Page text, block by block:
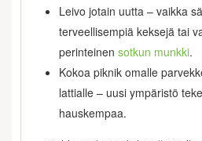
Leivo jotain uutta – vaikka
terveellisempiä keksejä tai
perinteinen sotkun munkki.
Kokoa piknik omalle
lattialle – uusi ympäristö
hauskempaa.